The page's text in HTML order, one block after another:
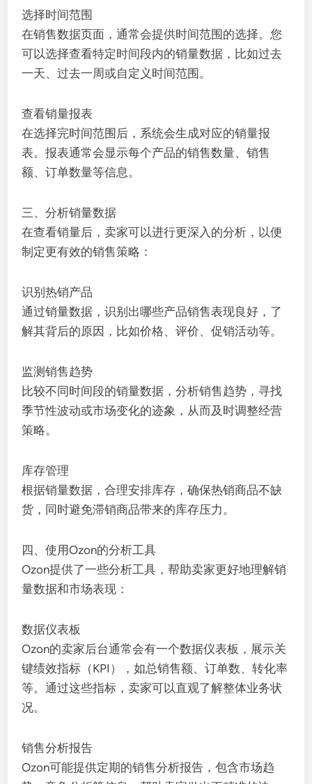
选择时间范围
在销售数据页面，通常会提供时间范围的选择。您
可以选择查看特定时间段内的销量数据，比如过去
一天、过去一周或自定义时间范围。
查看销量报表
在选择完时间范围后，系统会生成对应的销量报
表。报表通常会显示每个产品的销售数量、销售
额、订单数量等信息。
三、分析销量数据
在查看销量后，卖家可以进行更深入的分析，以便
制定更有效的销售策略：
识别热销产品
通过销量数据，识别出哪些产品销售表现良好，了
解其背后的原因，比如价格、评价、促销活动等。
监测销售趋势
比较不同时间段的销量数据，分析销售趋势，寻找
季节性波动或市场变化的迹象，从而及时调整经营
策略。
库存管理
根据销量数据，合理安排库存，确保热销商品不缺
货，同时避免滞销商品带来的库存压力。
四、使用Ozon的分析工具
Ozon提供了一些分析工具，帮助卖家更好地理解销
量数据和市场表现：
数据仪表板
Ozon的卖家后台通常会有一个数据仪表板，展示关
键绩效指标（KPI），如总销售额、订单数、转化率
等。通过这些指标，卖家可以直观了解整体业务状
况。
销售分析报告
Ozon可能提供定期的销售分析报告，包含市场趋